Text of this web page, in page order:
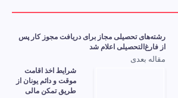
رشته‌های تحصیلی مجاز برای دریافت مجوز کار پس
از فارغ‌التحصیلی اعلام شد
مقاله بعدی
شرایط اخذ اقامت
موقت و دائم یونان از
طریق تمکن مالی